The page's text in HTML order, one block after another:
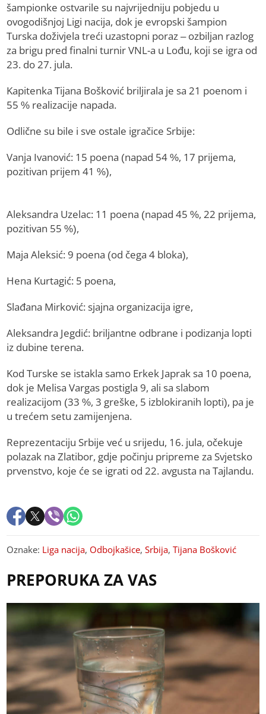
šampionke ostvarile su najvrijedniju pobjedu u
ovogodišnjoj Ligi nacija, dok je evropski šampion
Turska doživjela treći uzastopni poraz – ozbiljan razlog
za brigu pred finalni turnir VNL-a u Lođu, koji se igra od
23. do 27. jula.
Kapitenka Tijana Bošković briljirala je sa 21 poenom i
55 % realizacije napada.
Odlične su bile i sve ostale igračice Srbije:
Vanja Ivanović: 15 poena (napad 54 %, 17 prijema,
pozitivan prijem 41 %),
Aleksandra Uzelac: 11 poena (napad 45 %, 22 prijema,
pozitivan 55 %),
Maja Aleksić: 9 poena (od čega 4 bloka),
Hena Kurtagić: 5 poena,
Slađana Mirković: sjajna organizacija igre,
Aleksandra Jegdić: briljantne odbrane i podizanja lopti
iz dubine terena.
Kod Turske se istakla samo Erkek Japrak sa 10 poena,
dok je Melisa Vargas postigla 9, ali sa slabom
realizacijom (33 %, 3 greške, 5 izblokiranih lopti), pa je
u trećem setu zamijenjena.
Reprezentaciju Srbije već u srijedu, 16. jula, očekuje
polazak na Zlatibor, gdje počinju pripreme za Svjetsko
prvenstvo, koje će se igrati od 22. avgusta na Tajlandu.
Oznake: Liga nacija, Odbojkašice,Srbija,Tijana Bošković
PREPORUKA ZA VAS